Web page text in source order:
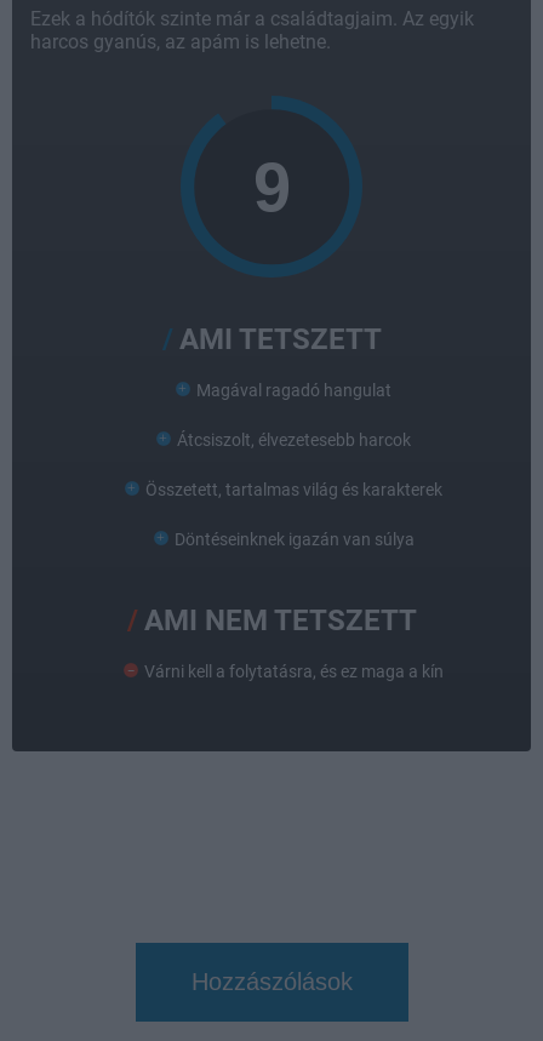
Ezek a hódítók szinte már a családtagjaim. Az egyik
harcos gyanús, az apám is lehetne.
AMI TETSZETT
Magával ragadó hangulat
Átcsiszolt, élvezetesebb harcok
Összetett, tartalmas világ és karakterek
Döntéseinknek igazán van súlya
AMI NEM TETSZETT
Várni kell a folytatásra, és ez maga a kín
Hozzászólások